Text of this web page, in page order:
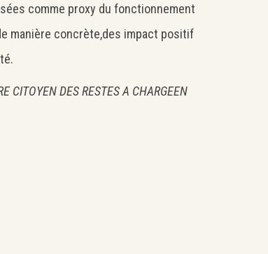
comme proxy du fonctionnement
manière concrète,des impact positif
CITOYEN DES RESTES A CHARGEEN